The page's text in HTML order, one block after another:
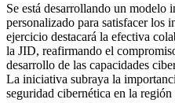
Se está desarrollando un
personalizado para satisfacer los
ejercicio destacará la efectiva
la JID, reafirmando el
desarrollo de las capacidades
La iniciativa subraya la
seguridad cibernética en la